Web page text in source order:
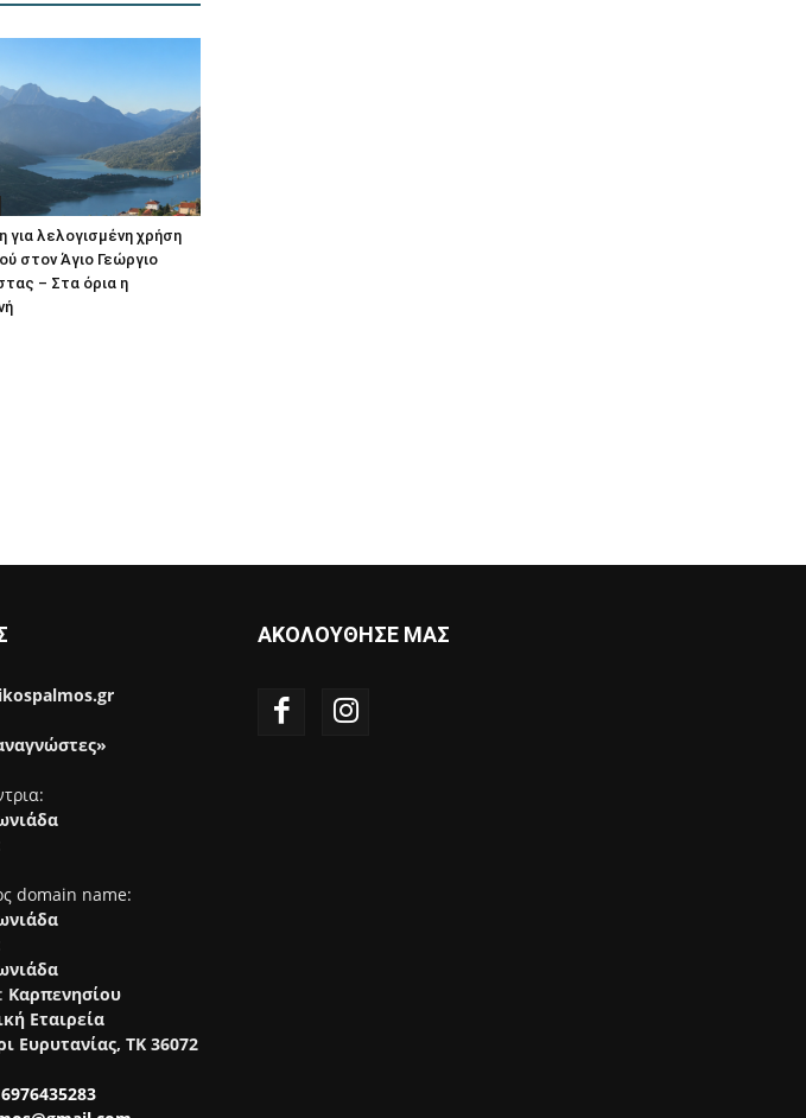
για λελογισμένη χρήση
στον Άγιο Γεώργιο
– Στα όρια η
domain name:
Καρπενησίου
Εταιρεία
Ευρυτανίας, ΤΚ 36072
6976435283
ΑΚΟΛΟΥΘΗΣΕ ΜΑΣ